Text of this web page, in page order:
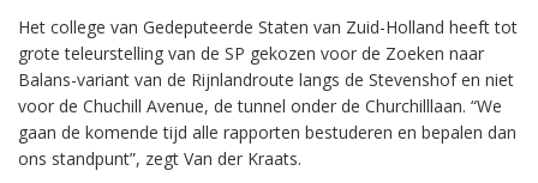
Het college van Gedeputeerde Staten van Zuid-Holland heeft tot
grote teleurstelling van de SP gekozen voor de Zoeken naar
Balans-variant van de Rijnlandroute langs de Stevenshof en niet
voor de Chuchill Avenue, de tunnel onder de Churchilllaan. “We
gaan de komende tijd alle rapporten bestuderen en bepalen dan
ons standpunt”, zegt Van der Kraats.